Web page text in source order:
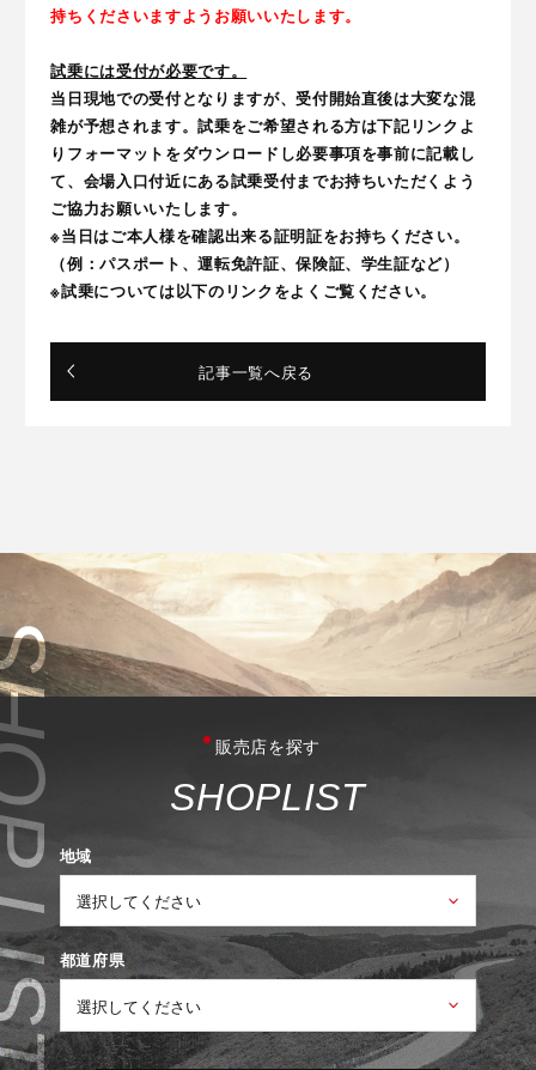
持ちくださいますようお願いいたします。
試乗には受付が必要です。
当日現地での受付となりますが、受付開始直後は大変な混
雑が予想されます。試乗をご希望される方は下記リンクよ
りフォーマットをダウンロードし必要事項を事前に記載し
て、会場入口付近にある試乗受付までお持ちいただくよう
ご協力お願いいたします。
※当日はご本人様を確認出来る証明証をお持ちください。
（例：パスポート、運転免許証、保険証、学生証など）
※試乗については以下のリンクをよくご覧ください。
記事一覧へ戻る
販売店を探す
SHOPLIST
地域
都道府県